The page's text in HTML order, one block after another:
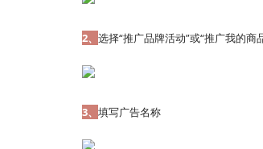
2、 选择“推广品牌活动”或“推广我的商
3、 填写广告名称